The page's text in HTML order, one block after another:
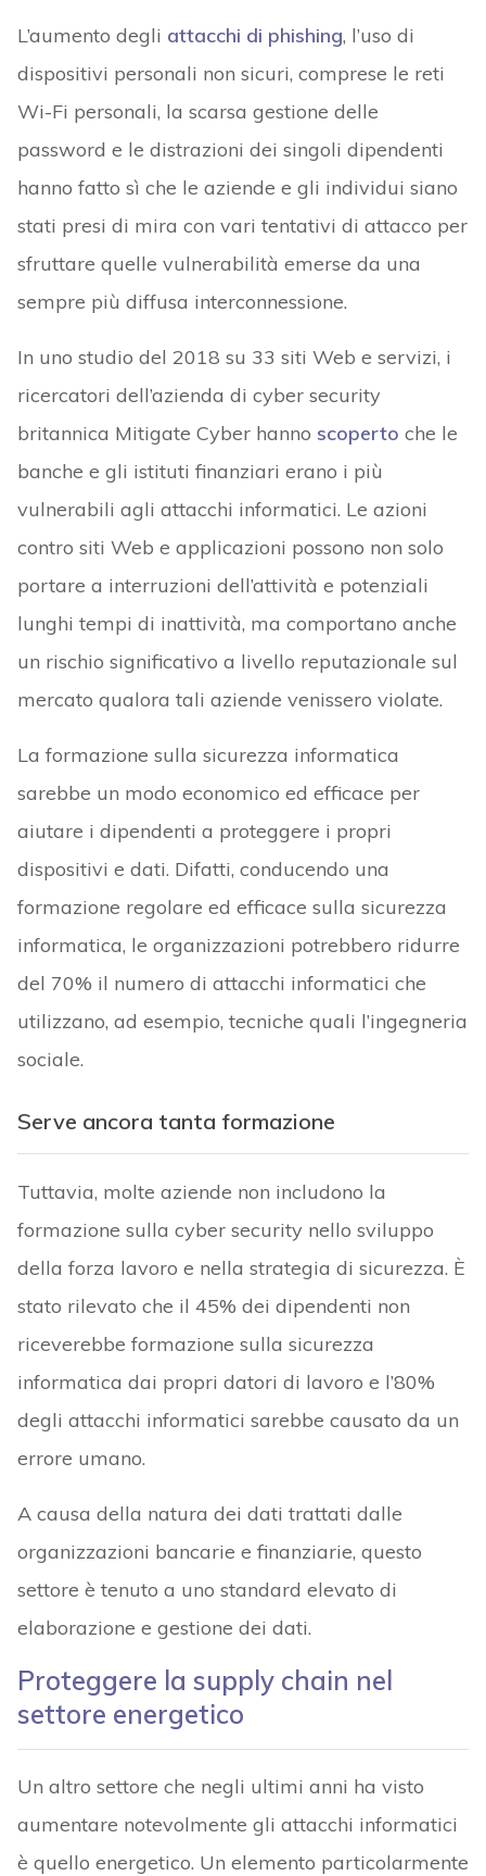
L’aumento degli attacchi di phishing, l’uso di
dispositivi personali non sicuri, comprese le reti
Wi-Fi personali, la scarsa gestione delle
password e le distrazioni dei singoli dipendenti
hanno fatto sì che le aziende e gli individui siano
stati presi di mira con vari tentativi di attacco per
sfruttare quelle vulnerabilità emerse da una
sempre più diffusa interconnessione.
In uno studio del 2018 su 33 siti Web e servizi, i
ricercatori dell’azienda di cyber security
britannica Mitigate Cyber hanno scoperto che le
banche e gli istituti finanziari erano i più
vulnerabili agli attacchi informatici. Le azioni
contro siti Web e applicazioni possono non solo
portare a interruzioni dell’attività e potenziali
lunghi tempi di inattività, ma comportano anche
un rischio significativo a livello reputazionale sul
mercato qualora tali aziende venissero violate.
La formazione sulla sicurezza informatica
sarebbe un modo economico ed efficace per
aiutare i dipendenti a proteggere i propri
dispositivi e dati. Difatti, conducendo una
formazione regolare ed efficace sulla sicurezza
informatica, le organizzazioni potrebbero ridurre
del 70% il numero di attacchi informatici che
utilizzano, ad esempio, tecniche quali l’ingegneria
sociale.
Serve ancora tanta formazione
Tuttavia, molte aziende non includono la
formazione sulla cyber security nello sviluppo
della forza lavoro e nella strategia di sicurezza. È
stato rilevato che il 45% dei dipendenti non
riceverebbe formazione sulla sicurezza
informatica dai propri datori di lavoro e l’80%
degli attacchi informatici sarebbe causato da un
errore umano.
A causa della natura dei dati trattati dalle
organizzazioni bancarie e finanziarie, questo
settore è tenuto a uno standard elevato di
elaborazione e gestione dei dati.
Proteggere la supply chain nel
settore energetico
Un altro settore che negli ultimi anni ha visto
aumentare notevolmente gli attacchi informatici
è quello energetico. Un elemento particolarmente